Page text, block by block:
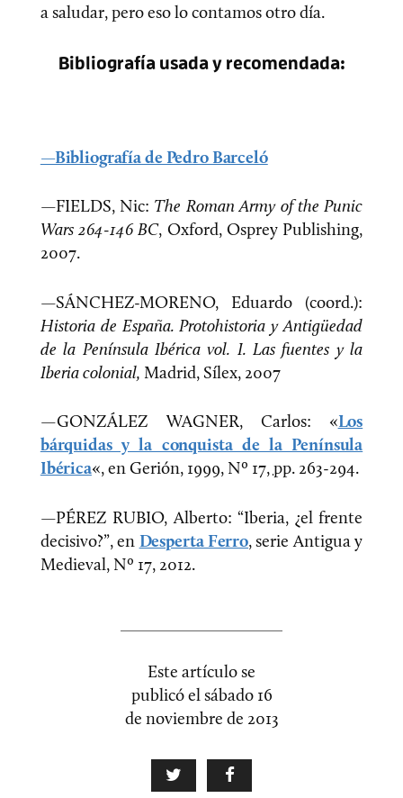
a saludar, pero eso lo contamos otro día.
Bibliografía usada y recomendada:
—Bibliografía de Pedro Barceló
—FIELDS, Nic: The Roman Army of the Punic
Wars 264-146 BC, Oxford, Osprey Publishing,
2007.
—SÁNCHEZ-MORENO, Eduardo (coord.):
Historia de España. Protohistoria y Antigüedad
de la Península Ibérica vol. I. Las fuentes y la
Iberia colonial, Madrid, Sílex, 2007
—GONZÁLEZ WAGNER, Carlos: «Los
bárquidas y la conquista de la Península
Ibérica«, en Gerión, 1999, Nº 17,pp.263-294.
—PÉREZ RUBIO, Alberto: “Iberia, ¿el frente
decisivo?”, en Desperta Ferro, serie Antigua y
Medieval, Nº 17, 2012.
Este artículo se
publicó elsábado 16
de noviembre de 2013